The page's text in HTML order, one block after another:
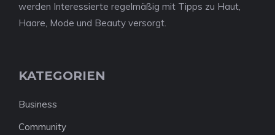
werden Interessierte regelmäßig mit Tipps zu Haut,
Haare, Mode und Beauty versorgt.
KATEGORIEN
Business
Community